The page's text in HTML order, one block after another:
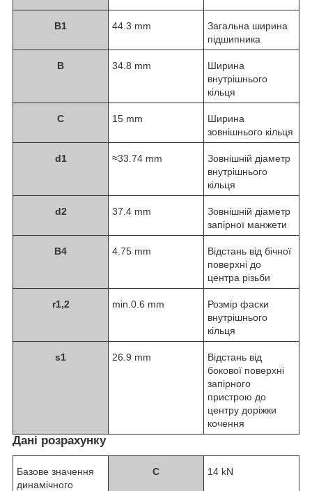
B1 44.3 mm
Загальна ширина
підшипника
B 34.8 mm
Ширина
внутрішнього
кільця
C 15 mm
Ширина
зовнішнього кільця
d1 ≈33.74 mm
Зовнішній діаметр
внутрішнього
кільця
d2 37.4 mm
Зовнішній діаметр
запірної манжети
B4 4.75 mm
Відстань від бічної
поверхні до
центра різьби
r1,2 min.0.6 mm
Розмір фаски
внутрішнього
кільця
s1 26.9 mm
Відстань від
бокової поверхні
запірного
пристрою до
центру доріжки
кочення
Дані розрахунку
Базове значення
динамічного
C 14 kN